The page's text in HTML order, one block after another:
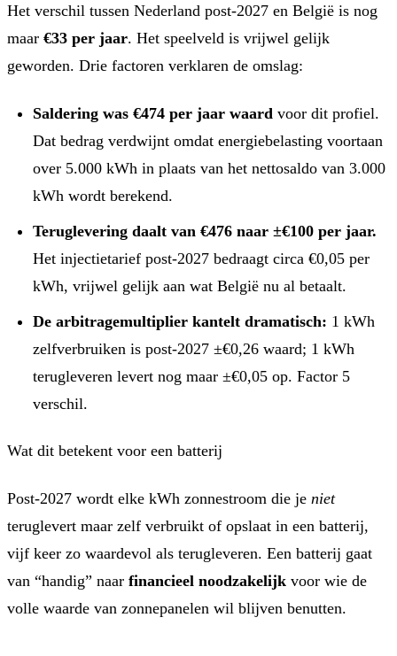
Het verschil tussen Nederland post-2027 en België is nog
maar €33 per jaar. Het speelveld is vrijwel gelijk
geworden. Drie factoren verklaren de omslag:
Saldering was €474 per jaar waard voor dit profiel.
Dat bedrag verdwijnt omdat energiebelasting voortaan
over 5.000 kWh in plaats van het nettosaldo van 3.000
kWh wordt berekend.
Teruglevering daalt van €476 naar ±€100 per jaar.
Het injectietarief post-2027 bedraagt circa €0,05 per
kWh, vrijwel gelijk aan wat België nu al betaalt.
De arbitragemultiplier kantelt dramatisch: 1 kWh
zelfverbruiken is post-2027 ±€0,26 waard; 1 kWh
terugleveren levert nog maar ±€0,05 op. Factor 5
verschil.
Wat dit betekent voor een batterij
Post-2027 wordt elke kWh zonnestroom die je niet
teruglevert maar zelf verbruikt of opslaat in een batterij,
vijf keer zo waardevol als terugleveren. Een batterij gaat
van “handig” naar financieel noodzakelijk voor wie de
volle waarde van zonnepanelen wil blijven benutten.